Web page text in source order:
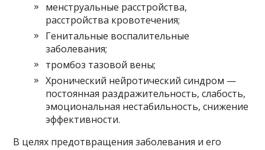
менструальные расстройства,
расстройства кровотечения;
Генитальные воспалительные
заболевания;
тромбоз тазовой вены;
Хронический нейротический синдром —
постоянная раздражительность, слабость,
эмоциональная нестабильность, снижение
эффективности.
В целях предотвращения заболевания и его